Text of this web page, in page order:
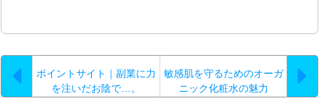
ポイントサイト｜副業に力
を注いだお陰で…。
敏感肌を守るためのオーガ
ニック化粧水の魅力